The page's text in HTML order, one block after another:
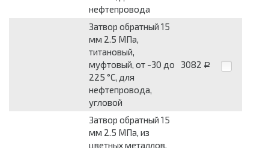
нефтепровода
Затвор обратный 15
мм 2.5 МПа,
титановый,
муфтовый, от -30 до
225 °С, для
нефтепровода,
угловой
3082 Р
Затвор обратный 15
мм 2.5 МПа, из
цветных металлов,